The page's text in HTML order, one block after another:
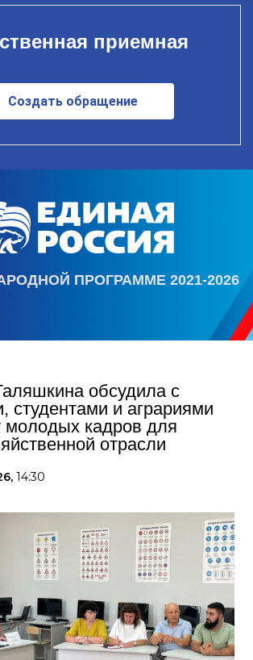
приемная
Создать обращение
ПРОГРАММЕ 2021-2026
обсудила с
студентами и аграриями
молодых кадров для
отрасли
14:30